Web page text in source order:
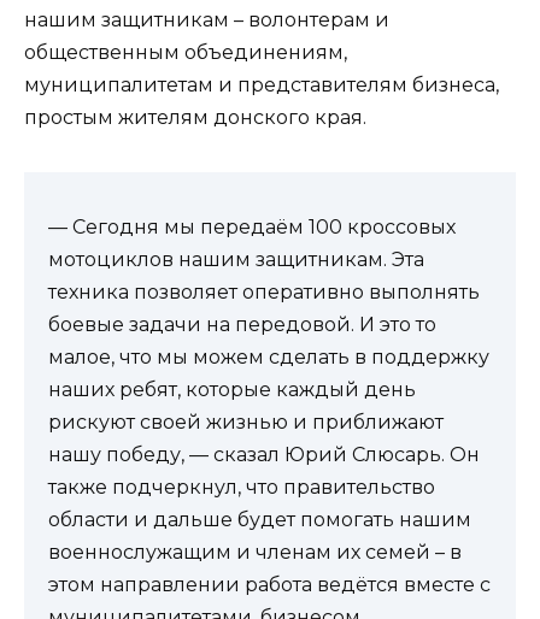
нашим защитникам – волонтерам и
общественным объединениям,
муниципалитетам и представителям бизнеса,
простым жителям донского края.
— Сегодня мы передаём 100 кроссовых
мотоциклов нашим защитникам. Эта
техника позволяет оперативно выполнять
боевые задачи на передовой. И это то
малое, что мы можем сделать в поддержку
наших ребят, которые каждый день
рискуют своей жизнью и приближают
нашу победу, — сказал Юрий Слюсарь. Он
также подчеркнул, что правительство
области и дальше будет помогать нашим
военнослужащим и членам их семей – в
этом направлении работа ведётся вместе с